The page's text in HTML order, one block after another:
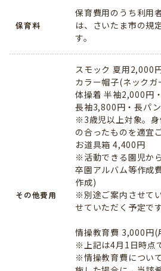
保育料
保育費用のうち利用
は、さいたま市の規
す。
その他費用
スモック 夏用2,000
カラー帽子(ネック
体操着 半袖2,000円
長袖3,800円・長パ
※3歳児以上対象。
の合ったものを適宜
お道具箱 4,400円
※活動できる園児か
卒園アルバム等作成
作成)
※別途ご案内させて
せていただく予定で
情操教育費 3,000円
※上記は4月1日時点
※情操教育費につい